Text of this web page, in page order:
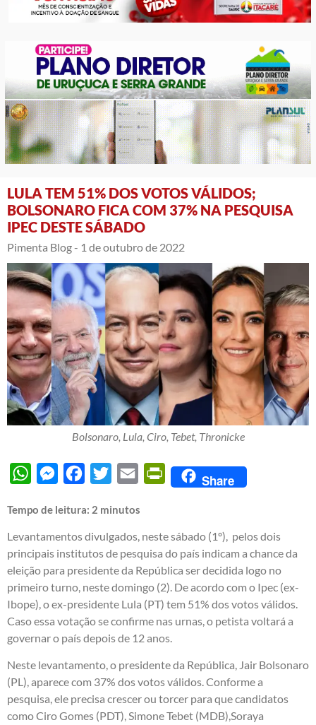
LULA TEM 51% DOS VOTOS VÁLIDOS;
BOLSONARO FICA COM 37% NA PESQUISA
IPEC DESTE SÁBADO
Pimenta Blog - 1 de outubro de 2022
Bolsonaro, Lula, Ciro, Tebet, Thronicke
WhatsAppMessengerFacebook
Twitter Email PrintFriendly
Share
Tempo de leitura: 2 minutos
Levantamentos divulgados, neste sábado (1º), pelos dois
principais institutos de pesquisa do país indicam a chance da
eleição para presidente da República ser decidida logo no
primeiro turno, neste domingo (2). De acordo com o Ipec (ex-
Ibope), o ex-presidente Lula (PT) tem 51% dos votos válidos.
Caso essa votação se confirme nas urnas, o petista voltará a
governar o país depois de 12 anos.
Neste levantamento, o presidente da República, Jair Bolsonaro
(PL), aparece com 37% dos votos válidos. Conforme a
pesquisa, ele precisa crescer ou torcer para que candidatos
como Ciro Gomes (PDT), Simone Tebet (MDB),Soraya